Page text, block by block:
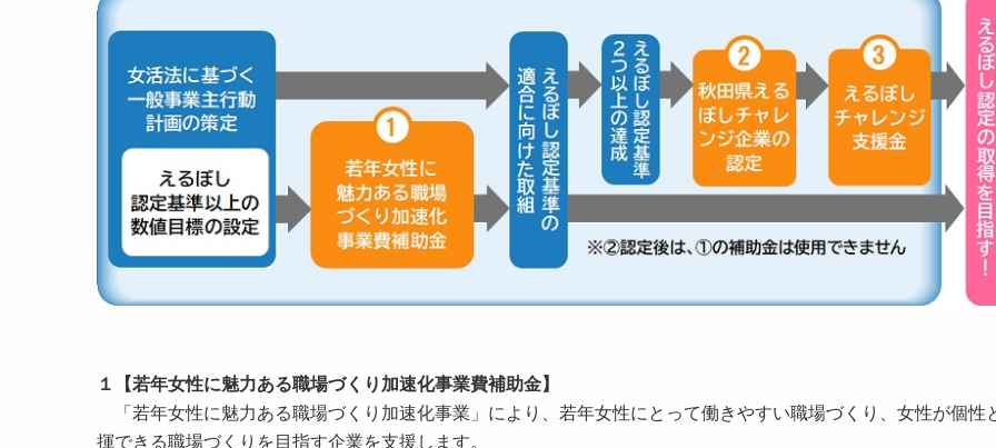
１【若年女性に魅力ある職場づくり加速化事業費補助金】
「若年女性に魅力ある職場づくり加速化事業」により、若年女性にとって働きやすい職場づくり、女性が個性
揮できる職場づくりを目指す企業を支援します。